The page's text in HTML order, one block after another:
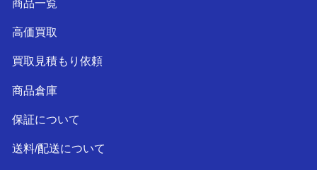
商品一覧
高価買取
買取見積もり依頼
商品倉庫
保証について
送料/配送について